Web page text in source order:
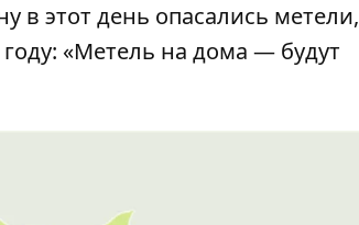
в этот день опасались метели,
«Метель на дома — будут